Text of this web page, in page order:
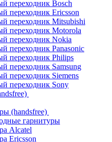
переходник Bosch
переходник Ericsson
переходник Mitsubishi
переходник Motorola
переходник Nokia
переходник Panasonic
переходник Philips
переходник Samsung
переходник Siemens
переходник Sony
(handsfree)
гарнитуры
Alcatel
Ericsson